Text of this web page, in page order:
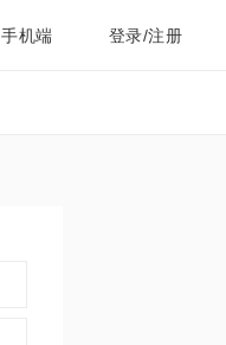
手机端 登录/注册